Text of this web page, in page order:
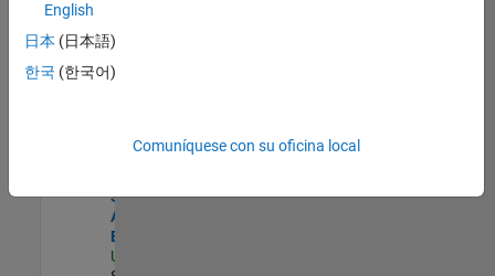
Model Based
US-MA-Natick
Experimentado
Security
Assurance
Engineer
US-MA-Natick
English
日本 (日本語)
한국 (한국어)
Comuníquese con su oficina local